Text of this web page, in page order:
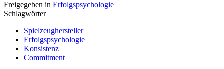
Freigegeben in Erfolgspsychologie
Schlagwörter
Spielzeughersteller
Erfolgspsychologie
Konsistenz
Commitment